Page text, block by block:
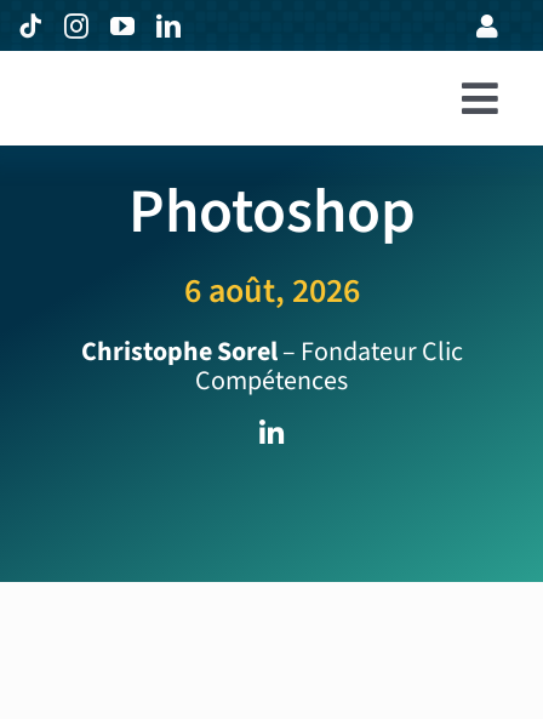
Passer
au
Formations
Entreprises
Expertise
Photoshop
6 août, 2026
Christophe Sorel– Fondateur Clic
Compétences